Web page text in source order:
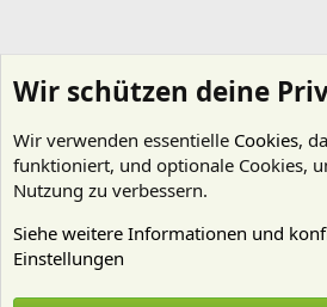
Wir schützen deine
Wir verwenden essentielle Cookies,
funktioniert, und optionale Cookies,
Nutzung zu verbessern.
Siehe weitere Informationen und
Einstellungen